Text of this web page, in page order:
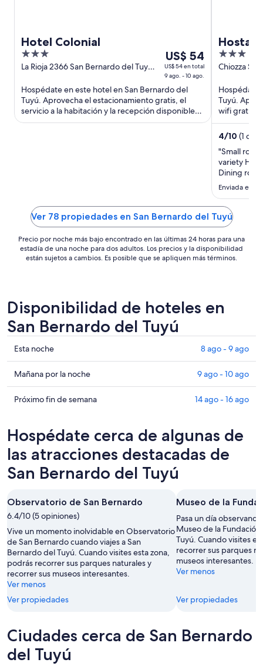
Hotel Colonial
3
out
5
La Rioja 2366 San Bernardo del Tuyú
Del
9
ago
al
10
ago,
US$ 54
US$ 54 en total
9 ago. - 10 ago.
Hospédate en este hotel en San Bernardo del
Tuyú. Aprovecha el estacionamiento gratis, el
servicio a la habitación y la recepción disponible
las 24 horas. Estarás ...
Hostal
3
out
5
Chiozza
Hospédate
Tuyú.
wifi gratis y
4/10 (1
"Small
variety
Dining
Enviada el 6
Ver 78 propiedades en San Bernardo del Tuyú
Precio por noche más bajo encontrado en las últimas 24 horas para una
estadía de una noche para dos adultos. Los precios y la disponibilidad
están sujetos a cambios. Es posible que se apliquen más términos.
Disponibilidad de hoteles en
San Bernardo del Tuyú
Ver
precios
de
propiedades
en
del
para
esta
8
ago
-
9
ago
Esta noche 8 ago - 9 ago
Ver
precios
de
San
Bernardo
del
Tuyú
mañana
por
la
noche,
9
ago
-
10
ago
Mañana por la noche 9 ago - 10 ago
Ver
propiedades
en
San
Bernardo
Tuyú
para
el
próximo
fin
de
semana,
14
ago
ago
Próximo fin de semana 14 ago - 16 ago
Hospédate cerca de algunas de
las atracciones destacadas de
San Bernardo del Tuyú
Observatorio de San Bernardo
6.4/10 (5 opiniones)
Vive un momento inolvidable en Observatorio
de San Bernardo cuando viajes a San
Bernardo del Tuyú. Cuando visites esta zona,
podrás recorrer sus parques naturales y
recorrer sus museos interesantes.
Ver menos
Ver propiedades
Museo de la
Pasa un día
Museo de la
Tuyú. Cuando visites
recorrer sus parques
museos interesantes.
Ver menos
Ver propiedades
Ciudades cerca de San Bernardo
del Tuyú